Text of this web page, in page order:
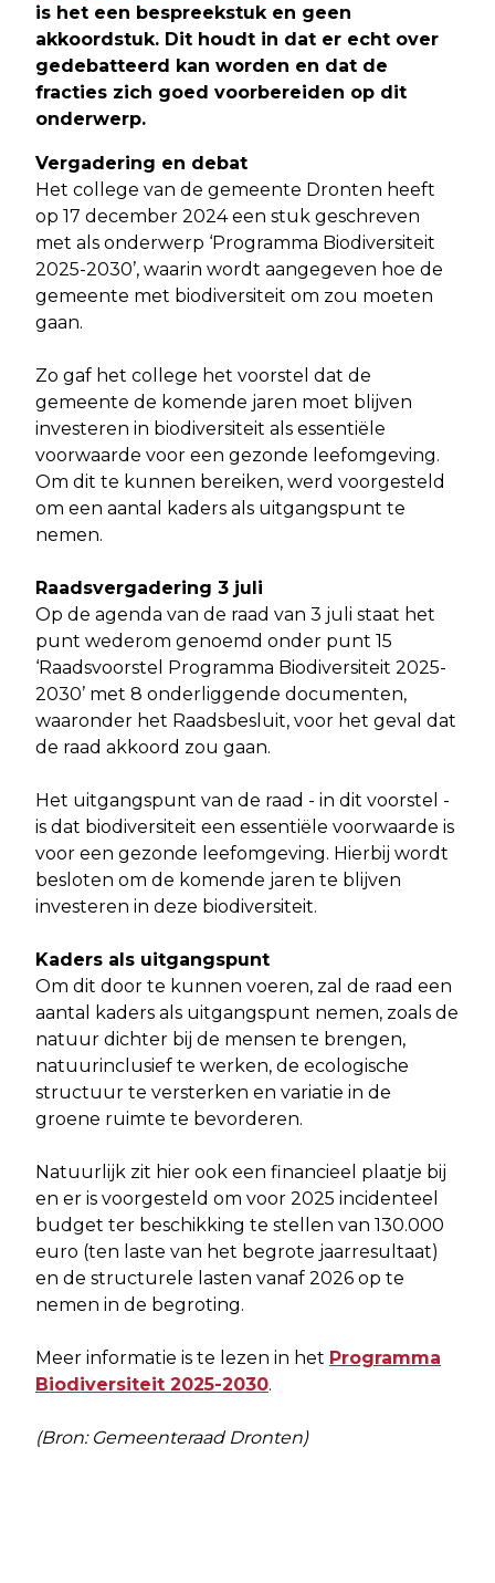
is het een bespreekstuk en geen
akkoordstuk. Dit houdt in dat er echt over
gedebatteerd kan worden en dat de
fracties zich goed voorbereiden op dit
onderwerp.
Vergadering en debat
Het college van de gemeente Dronten heeft
op 17 december 2024 een stuk geschreven
met als onderwerp ‘Programma Biodiversiteit
2025-2030’, waarin wordt aangegeven hoe de
gemeente met biodiversiteit om zou moeten
gaan.
Zo gaf het college het voorstel dat de
gemeente de komende jaren moet blijven
investeren in biodiversiteit als essentiële
voorwaarde voor een gezonde leefomgeving.
Om dit te kunnen bereiken, werd voorgesteld
om een aantal kaders als uitgangspunt te
nemen.
Raadsvergadering 3 juli
Op de agenda van de raad van 3 juli staat het
punt wederom genoemd onder punt 15
‘Raadsvoorstel Programma Biodiversiteit 2025-
2030’ met 8 onderliggende documenten,
waaronder het Raadsbesluit, voor het geval dat
de raad akkoord zou gaan.
Het uitgangspunt van de raad - in dit voorstel -
is dat biodiversiteit een essentiële voorwaarde is
voor een gezonde leefomgeving. Hierbij wordt
besloten om de komende jaren te blijven
investeren in deze biodiversiteit.
Kaders als uitgangspunt
Om dit door te kunnen voeren, zal de raad een
aantal kaders als uitgangspunt nemen, zoals de
natuur dichter bij de mensen te brengen,
natuurinclusief te werken, de ecologische
structuur te versterken en variatie in de
groene ruimte te bevorderen.
Natuurlijk zit hier ook een financieel plaatje bij
en er is voorgesteld om voor 2025 incidenteel
budget ter beschikking te stellen van 130.000
euro (ten laste van het begrote jaarresultaat)
en de structurele lasten vanaf 2026 op te
nemen in de begroting.
Meer informatie is te lezen in het Programma
Biodiversiteit 2025-2030.
(Bron: Gemeenteraad Dronten)